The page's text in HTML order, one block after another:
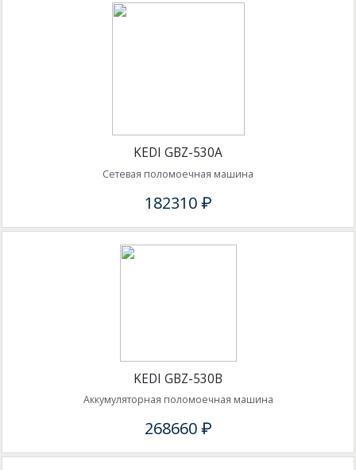
KEDI GBZ-530A
Сетевая поломоечная машина
182310 ₽
KEDI GBZ-530B
Аккумуляторная поломоечная машина
268660 ₽